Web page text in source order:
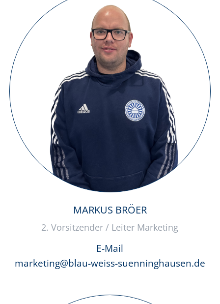
MARKUS BRÖER
2. Vorsitzender / Leiter Marketing
E-Mail
marketing@blau-weiss-suenninghausen.de